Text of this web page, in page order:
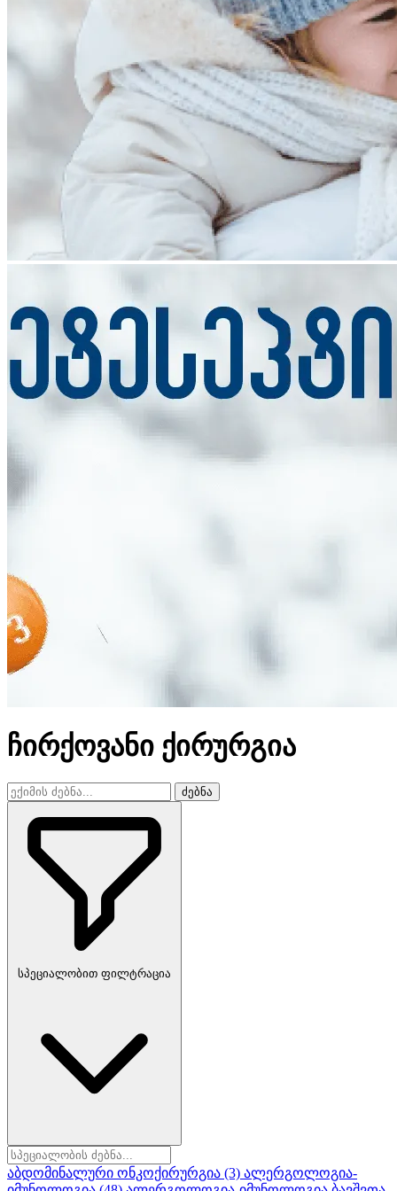
ჩირქოვანი ქირურგია
ძებნა
სპეციალობით ფილტრაცია
აბდომინალური ონკოქირურგია (3) ალერგოლოგია-